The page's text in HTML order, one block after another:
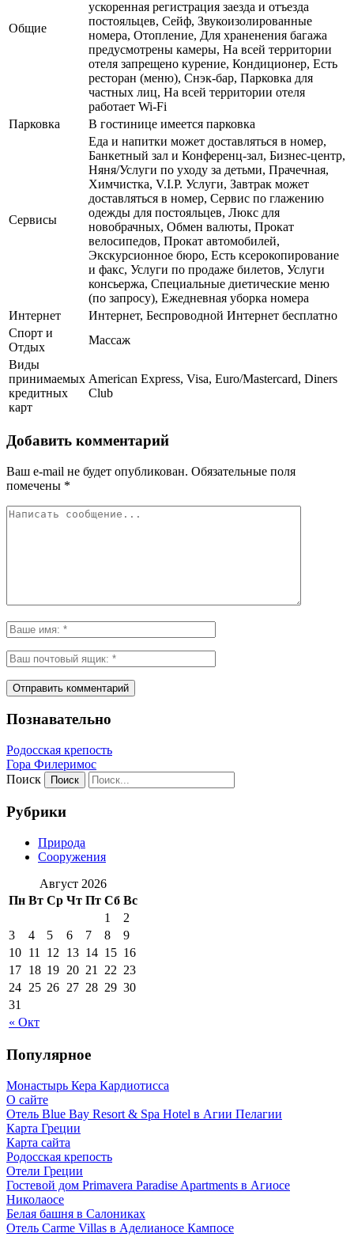
Общие
ускоренная регистрация заезда и отъезда
постояльцев, Сейф, Звукоизолированные
номера, Отопление, Для храненения багажа
предусмотрены камеры, На всей территории
отеля запрещено курение, Кондиционер, Есть
ресторан (меню), Снэк-бар, Парковка для
частных лиц, На всей территории отеля
работает Wi-Fi
Парковка
В гостинице имеется парковка
Сервисы
Еда и напитки может доставляться в номер,
Банкетный зал и Конференц-зал, Бизнес-центр,
Няня/Услуги по уходу за детьми, Прачечная,
Химчистка, V.I.P. Услуги, Завтрак может
доставляться в номер, Сервис по глажению
одежды для постояльцев, Люкс для
новобрачных, Обмен валюты, Прокат
велосипедов, Прокат автомобилей,
Экскурсионное бюро, Есть ксерокопирование
и факс, Услуги по продаже билетов, Услуги
консьержа, Специальные диетические меню
(по запросу), Ежедневная уборка номера
Интернет
Интернет, Беспроводной Интернет бесплатно
Спорт и
Отдых
Массаж
Виды
принимаемых
кредитных
карт
American Express, Visa, Euro/Mastercard, Diners
Club
Добавить комментарий
Ваш e-mail не будет опубликован. Обязательные поля
помечены *
Познавательно
Родосская крепость
Гора Филеримос
Поиск
Рубрики
Природа
Сооружения
Август 2026
Пн Вт Ср Чт Пт Сб Вс
« Окт
1
2
3
4 5 6 7 8
9
10 11 12 13 14 15 16
17 18 19 20 21 22 23
24 25 26 27 28 29 30
31
Популярное
Монастырь Кера Кардиотисса
О сайте
Отель Blue Bay Resort & Spa Hotel в Агии Пелагии
Карта Греции
Карта сайта
Родосская крепость
Отели Греции
Гостевой дом Primavera Paradise Apartments в Агиосе
Николаосе
Белая башня в Салониках
Отель Carme Villas в Аделианосе Кампосе